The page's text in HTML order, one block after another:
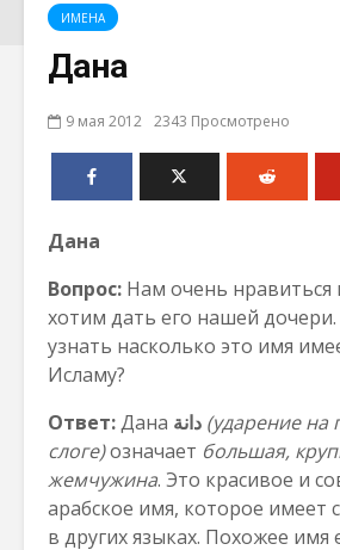
ИМЕНА
Дана
9 мая 2012 2343 Просмотрено
Дана
Вопрос: Нам очень нравиться
хотим дать его нашей
узнать насколько это имя
Исламу?
Ответ:Дана (ударение на
слоге)означает большая,
жемчужина. Это красивое и
арабское имя, которое имеет
в других языках. Похожее имя